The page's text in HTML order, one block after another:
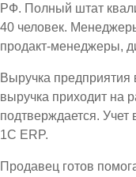
РФ. Полный штат
40 человек.
продакт-менеджеры,
Выручка
выручка приходит на
подтверждается.
1С ЕRP.
Продавец готов